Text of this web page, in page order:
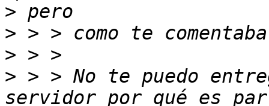
>
>
>
> > > No te puedo